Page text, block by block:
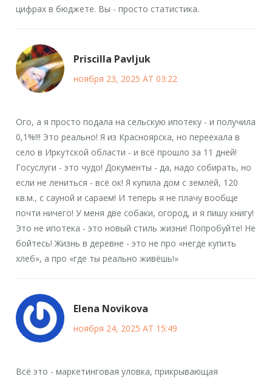
цифрах в бюджете. Вы - просто статистика.
Priscilla Pavljuk
ноября 23, 2025 AT 03:22
Ого, а я просто подала на сельскую ипотеку - и получила
0,1%!!! Это реально! Я из Красноярска, но переехала в
село в Иркутской области - и всё прошло за 11 дней!
Госуслуги - это чудо! Документы - да, надо собирать, но
если не лениться - всё ок! Я купила дом с землёй, 120
кв.м., с сауной и сараем! И теперь я не плачу вообще
почти ничего! У меня две собаки, огород, и я пишу книгу!
Это не ипотека - это новый стиль жизни! Попробуйте! Не
бойтесь! Жизнь в деревне - это не про «негде купить
хлеб», а про «где ты реально живёшь!»
Elena Novikova
ноября 24, 2025 AT 15:49
Всё это - маркетинговая уловка, прикрывающая